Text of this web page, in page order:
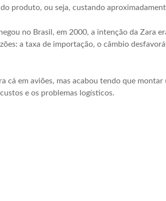
produto, ou seja, custando
no Brasil, em 2000, a intenção da Zara
a taxa de importação, o câmbio
cá em aviões, mas acabou tendo que
e os problemas logísticos.